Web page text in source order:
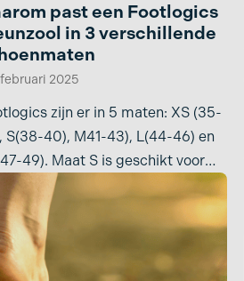
past een Footlogics
in 3 verschillende
2025
zijn er in 5 maten: XS (35-
S(38-40), M41-43), L(44-46) en
49). Maat S is geschikt voor
38,